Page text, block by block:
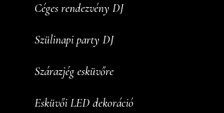
Céges rendezvény DJ
Szülinapi party DJ
Szárazjég esküvőre
Esküvői LED dekoráció